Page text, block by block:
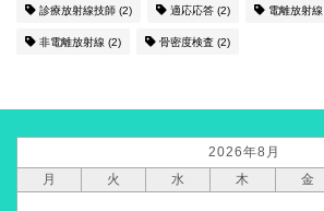
診療放射線技師 (2) 適応応答 (2) 電離放射線
非電離放射線 (2) 骨密度検査 (2)
2026年8月
月
火 水 木 金